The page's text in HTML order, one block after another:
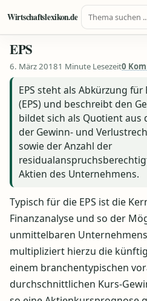
Zum Inhalt springen
Wirtschaftslexikon.de
Suche nach:
EPS
6. März 20181 Minute Lesezeit0
EPS steht als Abkürzung für
(EPS) und beschreibt den
bildet sich als Quotient aus
der Gewinn- und
sowie der Anzahl der
Aktien des Unternehmens.
Typisch für die EPS ist die
Finanzanalyse und so der
unmittelbaren
multipliziert hierzu die
einem branchentypischen
durchschnittlichen Kurs-